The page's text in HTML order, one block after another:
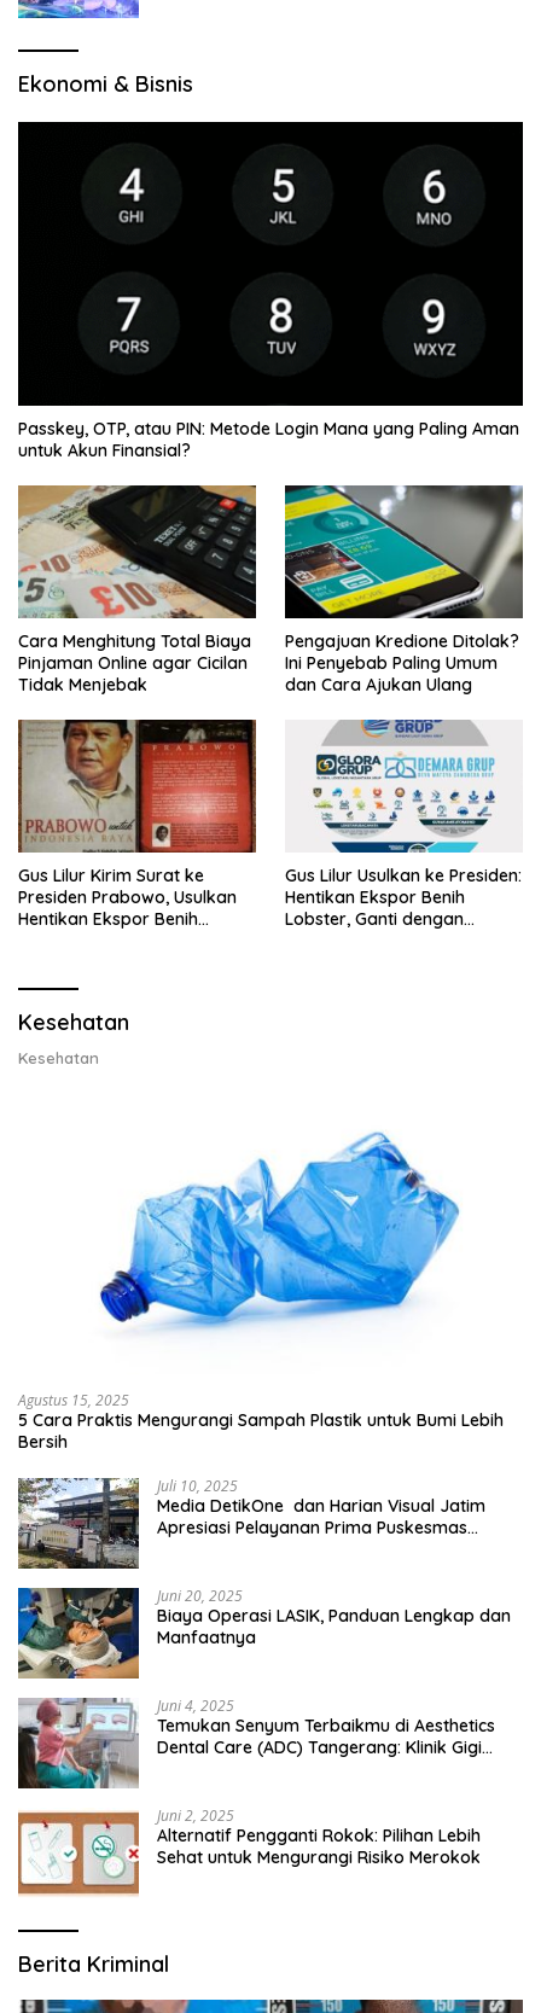
Ekonomi & Bisnis
Passkey, OTP, atau PIN: Metode Login Mana yang Paling Aman
untuk Akun Finansial?
Cara Menghitung Total Biaya
Pinjaman Online agar Cicilan
Tidak Menjebak
Pengajuan Kredione Ditolak?
Ini Penyebab Paling Umum
dan Cara Ajukan Ulang
Gus Lilur Kirim Surat ke
Presiden Prabowo, Usulkan
Hentikan Ekspor Benih
Gus Lilur Usulkan ke Presiden:
Hentikan Ekspor Benih
Lobster, Ganti dengan
Kesehatan
Kesehatan
Agustus 15, 2025
5 Cara Praktis Mengurangi Sampah Plastik untuk Bumi Lebih
Bersih
Juli 10, 2025
Media DetikOne dan Harian Visual Jatim
Apresiasi Pelayanan Prima Puskesmas
Juni 20, 2025
Biaya Operasi LASIK, Panduan Lengkap dan
Manfaatnya
Juni 4, 2025
Temukan Senyum Terbaikmu di Aesthetics
Dental Care (ADC) Tangerang: Klinik Gigi
Juni 2, 2025
Alternatif Pengganti Rokok: Pilihan Lebih
Sehat untuk Mengurangi Risiko Merokok
Berita Kriminal